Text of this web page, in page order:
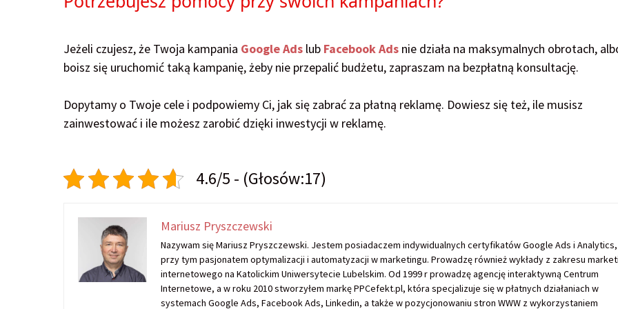
Jeżeli czujesz, że Twoja kampania Google Ads lub Facebook Ads nie działa na maksymalnych obrotach,
boisz się uruchomić taką kampanię, żeby nie przepalić budżetu, zapraszam na bezpłatną konsultację.
Dopytamy o Twoje cele i podpowiemy Ci, jak się zabrać za płatną reklamę. Dowiesz się też, ile musisz
zainwestować i ile możesz zarobić dzięki inwestycji w reklamę.
4.6/5 - (Głosów:17)
Mariusz Pryszczewski
Nazywam się Mariusz Pryszczewski. Jestem posiadaczem indywidualnych certyfikatów Google Ads i Analytics,
przy tym pasjonatem optymalizacji i automatyzacji w marketingu. Prowadzę również wykłady z zakresu
internetowego na Katolickim Uniwersytecie Lubelskim. Od 1999 r prowadzę agencję interaktywną Centrum
Internetowe, a w roku 2010 stworzyłem markę PPCefekt.pl, która specjalizuje się w płatnych działaniach w
systemach Google Ads, Facebook Ads, Linkedin, a także w pozycjonowaniu stron WWW z wykorzystaniem